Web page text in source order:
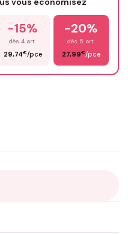
✨
✅ Validation avant fabrication
-15%
dès 4 art.
29,74€/pce
-20%
dès 5 art.
27,99€/pce